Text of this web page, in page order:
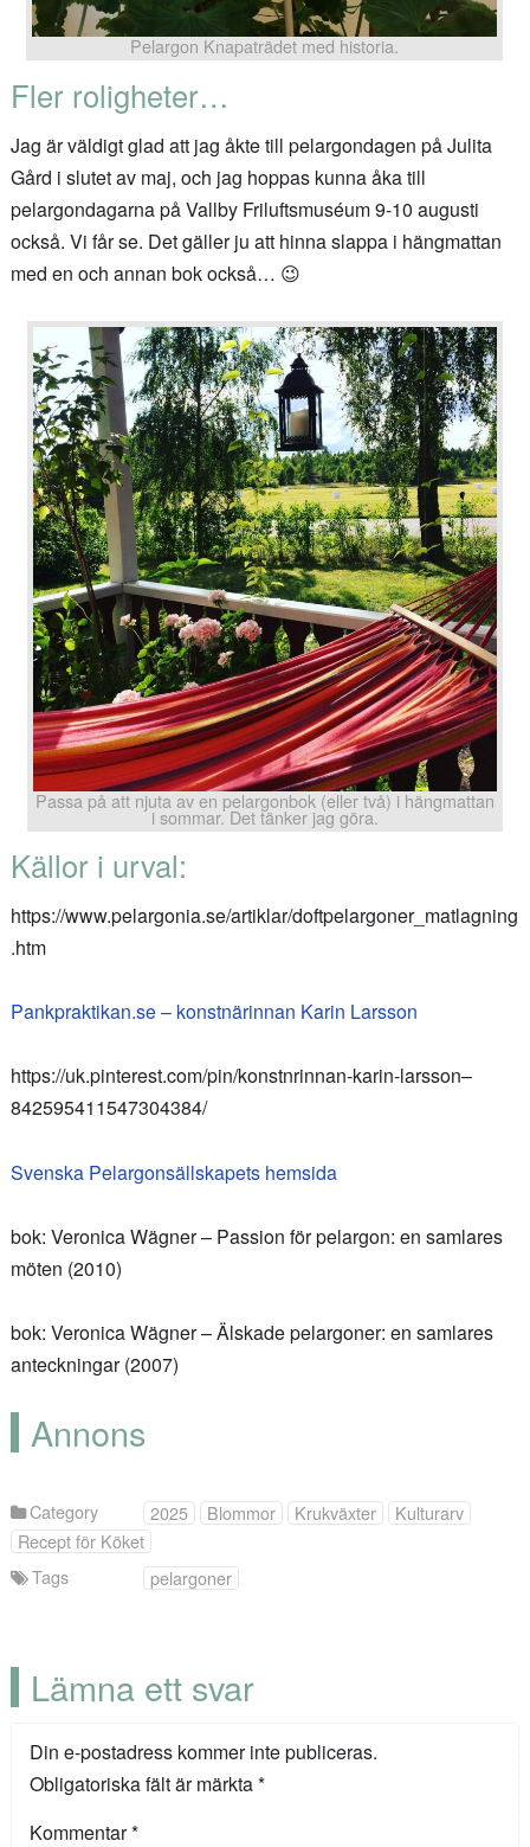
Pelargon Knapaträdet med historia.
Fler roligheter…
Jag är väldigt glad att jag åkte till pelargondagen på Julita
Gård i slutet av maj, och jag hoppas kunna åka till
pelargondagarna på Vallby Friluftsmuséum 9-10 augusti
också. Vi får se. Det gäller ju att hinna slappa i hängmattan
med en och annan bok också… 😉
Passa på att njuta av en pelargonbok (eller två) i hängmattan
i sommar. Det tänker jag göra.
Källor i urval:
https://www.pelargonia.se/artiklar/doftpelargoner_matlagning
.htm
Pankpraktikan.se – konstnärinnan Karin Larsson
https://uk.pinterest.com/pin/konstnrinnan-karin-larsson–
842595411547304384/
Svenska Pelargonsällskapets hemsida
bok: Veronica Wägner – Passion för pelargon: en samlares
möten (2010)
bok: Veronica Wägner – Älskade pelargoner: en samlares
anteckningar (2007)
Annons
Category 2025 Blommor Krukväxter
Kulturarv
Recept för Köket
Tags
pelargoner
Lämna ett svar
Din e-postadress kommer inte publiceras.
Obligatoriska fält är märkta*
Kommentar*